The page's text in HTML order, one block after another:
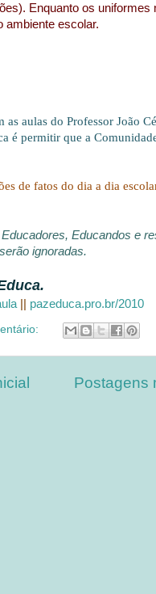
Enquanto os uniformes
ambiente escolar.
as aulas do Professor João
é permitir que a
de fatos do dia a dia
Educandos e
ignoradas.
|| pazeduca.pro.br/2010
Postagens